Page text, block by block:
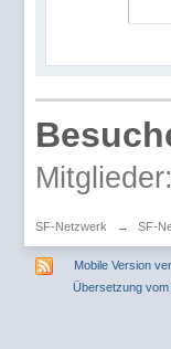
SF-Netzwerk → SF-
Mobile Version
Übersetzung